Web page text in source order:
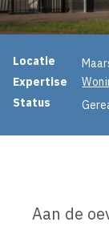
Locatie
Expertise
Status
Aan de